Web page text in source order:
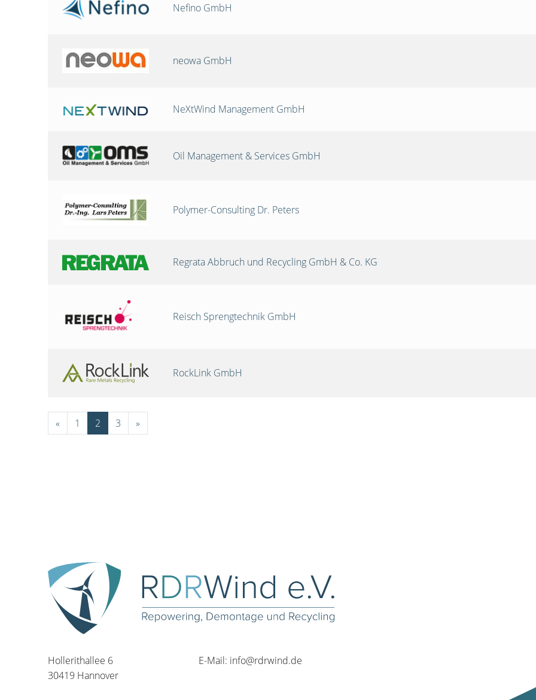
Nefino GmbH
neowa GmbH
NeXtWind Management GmbH
Oil Management & Services GmbH
Polymer-Consulting Dr. Peters
Regrata Abbruch und Recycling GmbH & Co. KG
Reisch Sprengtechnik GmbH
RockLink GmbH
« 1 2 3 »
Hollerithallee 6
30419 Hannover
E-Mail: info@rdrwind.de